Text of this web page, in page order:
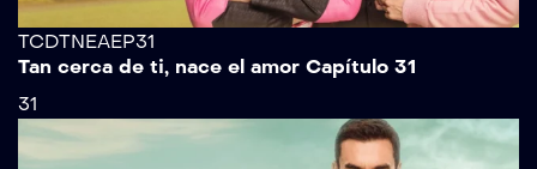
TCDTNEAEP31
Tan cerca de ti, nace el amor Capítulo 31
31